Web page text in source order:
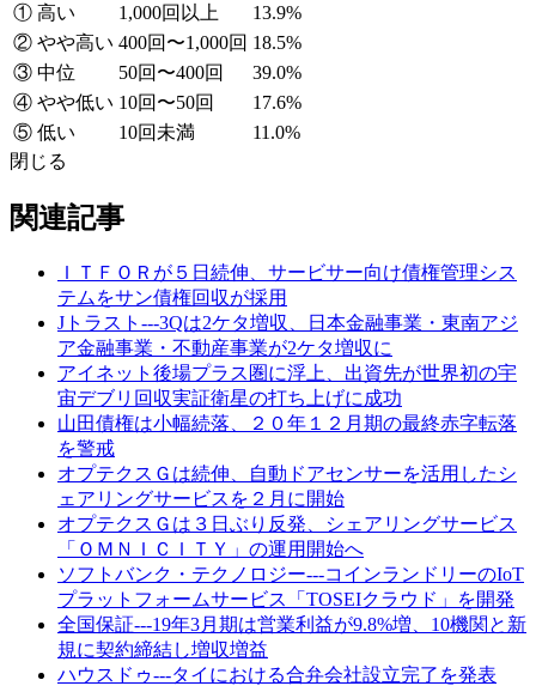
① 高い
1,000回以上
13.9%
② やや高い 400回〜1,000回 18.5%
③ 中位
50回〜400回
39.0%
④ やや低い 10回〜50回
17.6%
⑤ 低い
10回未満
11.0%
閉じる
関連記事
ＩＴＦＯＲが５日続伸、サービサー向け債権管理シス
テムをサン債権回収が採用
Jトラスト---3Qは2ケタ増収、日本金融事業・東南アジ
ア金融事業・不動産事業が2ケタ増収に
アイネット後場プラス圏に浮上、出資先が世界初の宇
宙デブリ回収実証衛星の打ち上げに成功
山田債権は小幅続落、２０年１２月期の最終赤字転落
を警戒
オプテクスＧは続伸、自動ドアセンサーを活用したシ
ェアリングサービスを２月に開始
オプテクスＧは３日ぶり反発、シェアリングサービス
「ＯＭＮＩＣＩＴＹ」の運用開始へ
ソフトバンク・テクノロジー---コインランドリーのIoT
プラットフォームサービス「TOSEIクラウド」を開発
全国保証---19年3月期は営業利益が9.8%増、10機関と新
規に契約締結し増収増益
ハウスドゥ---タイにおける合弁会社設立完了を発表